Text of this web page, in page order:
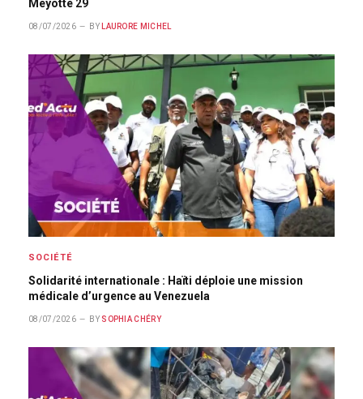
Meyotte 29
08/07/2026 BY LAURORE MICHEL
SOCIÉTÉ
Solidarité internationale : Haïti déploie une mission
médicale d’urgence au Venezuela
08/07/2026 BY SOPHIA CHÉRY